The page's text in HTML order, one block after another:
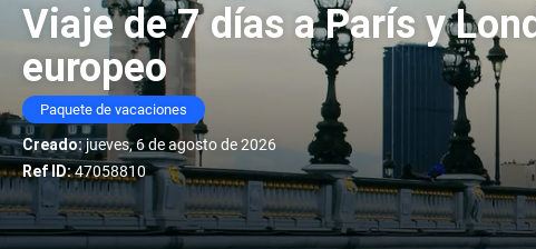
Viaje de 7 días a París y
europeo
Paquete de vacaciones
Creado:jueves, 6 de agosto de 2026
Ref ID:47058810